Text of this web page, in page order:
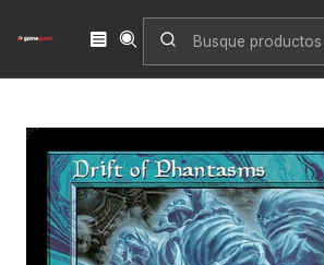
Inicio Singles
Ravnica Remastered
Drift of Phantasms (Retro Frame foil) |